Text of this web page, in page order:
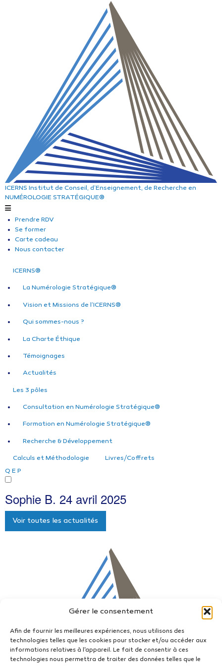
Gérer le consentement
Afin de fournir les meilleures expériences, nous utilisons des
technologies telles que les cookies pour stocker et/ou accéder aux
informations relatives à l'appareil. Le fait de consentir à ces
technologies nous permettra de traiter des données telles que le
ICERNS Institut de Conseil, d’Enseignement, de Recherche en
NUMÉROLOGIE STRATÉGIQUE®
Prendre RDV
Se former
Carte cadeau
Nous contacter
ICERNS®
La Numérologie Stratégique®
Vision et Missions de l’ICERNS®
Qui sommes-nous ?
La Charte Éthique
Témoignages
Actualités
Les 3 pôles
Consultation en Numérologie Stratégique®
Formation en Numérologie Stratégique®
Recherche & Développement
Calculs et Méthodologie
Livres/Coffrets
Q E P
Sophie B. 24 avril 2025
Voir toutes les actualités